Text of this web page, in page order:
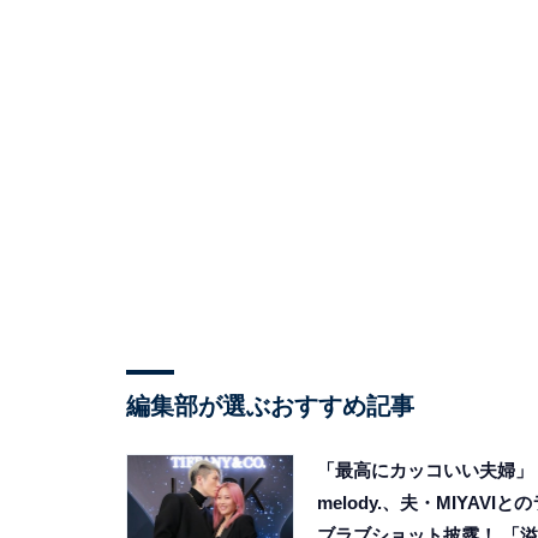
編集部が選ぶおすすめ記事
「最高にカッコいい夫婦」
melody.、夫・MIYAVIとの